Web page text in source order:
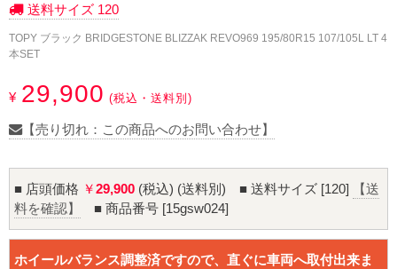
13インチ：夏タイヤホイール
14インチ：夏タイヤホイール
15インチ：夏タイヤホイール
16インチ：夏タイヤホイール
17インチ：夏タイヤホイール
18インチ：夏タイヤホイール
送料サイズ 120
TOPY ブラック BRIDGESTONE BLIZZAK REVO969 195/80R15 107/105L LT 4
本SET
¥ 29,900 (税込・送料別)
【売り切れ：この商品へのお問い合わせ】
■ 店頭価格 ￥29,900 (税込) (送料別) ■ 送料サイズ [120]
【送
料を確認】
■ 商品番号 [15gsw024]
ホイールバランス調整済ですので、直ぐに車両へ取付出来ま